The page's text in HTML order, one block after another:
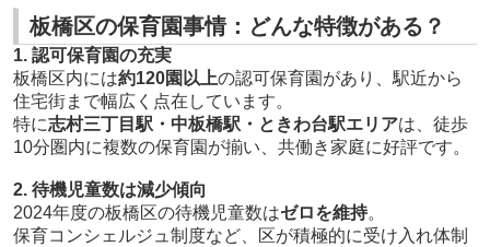
板橋区の保育園事情：どんな特徴がある？
1. 認可保育園の充実
板橋区内には約120園以上の認可保育園があり、駅近から
住宅街まで幅広く点在しています。
特に志村三丁目駅・中板橋駅・ときわ台駅エリアは、徒歩
10分圏内に複数の保育園が揃い、共働き家庭に好評です。
2. 待機児童数は減少傾向
2024年度の板橋区の待機児童数はゼロを維持。
保育コンシェルジュ制度など、区が積極的に受け入れ体制